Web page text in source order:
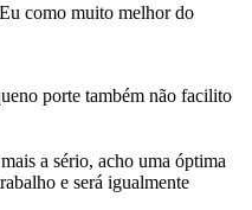
Eu como muito melhor do
porte também não facilito
a sério, acho uma óptima
e será igualmente